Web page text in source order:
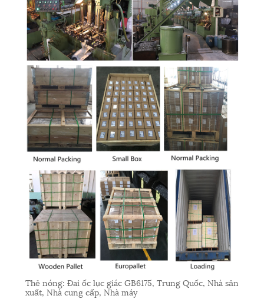
Thẻ nóng: Đai ốc lục giác GB6175, Trung Quốc, Nhà sản
xuất, Nhà cung cấp, Nhà máy